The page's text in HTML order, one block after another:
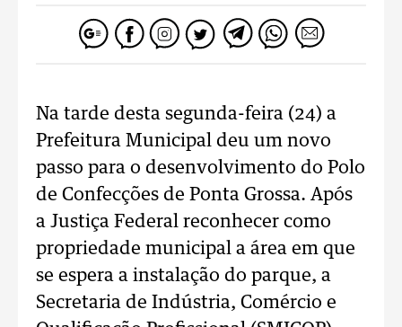
Na tarde desta segunda-feira (24) a
Prefeitura Municipal deu um novo
passo para o desenvolvimento do Polo
de Confecções de Ponta Grossa. Após
a Justiça Federal reconhecer como
propriedade municipal a área em que
se espera a instalação do parque, a
Secretaria de Indústria, Comércio e